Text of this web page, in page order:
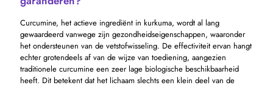
Curcumine, het actieve ingrediënt in kurkuma, wordt al lang
gewaardeerd vanwege zijn gezondheidseigenschappen, waaronder
het ondersteunen van de vetstofwisseling. De effectiviteit ervan hangt
echter grotendeels af van de wijze van toediening, aangezien
traditionele curcumine een zeer lage biologische beschikbaarheid
heeft. Dit betekent dat het lichaam slechts een klein deel van de